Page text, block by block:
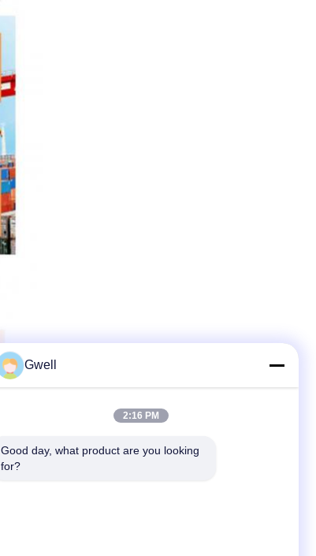
Gwell
2:16 PM
Good day, what product are you looking
for?